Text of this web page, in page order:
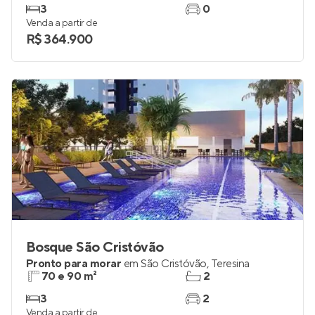
3 0
Venda a partir de
R$ 364.900
Bosque São Cristóvão
Pronto para morar em São Cristóvão, Teresina
70 e 90 m²
3
2
2